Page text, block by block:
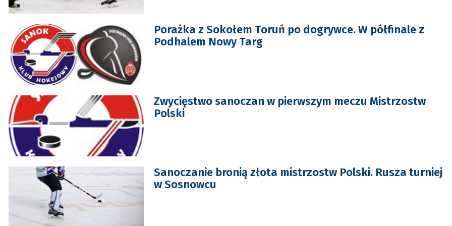
Porażka z Sokołem Toruń po dogrywce. W półfinale z
Podhalem Nowy Targ
Zwycięstwo sanoczan w pierwszym meczu Mistrzostw
Polski
Sanoczanie bronią złota mistrzostw Polski. Rusza turniej
w Sosnowcu